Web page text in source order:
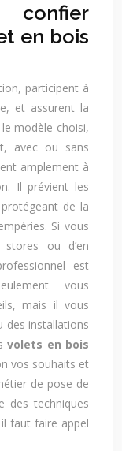
confier
en bois
participent à
et assurent la
modèle choisi,
avec ou sans
amplement à
Il prévient les
de la
Si vous
ou d’en
est
vous
mais il vous
des installations
volets en bois
vos souhaits et
de pose de
des techniques
faut faire appel